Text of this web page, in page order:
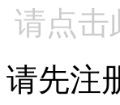
请点击
请先注